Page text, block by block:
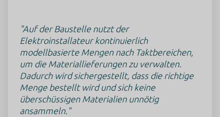
"Auf der Baustelle nutzt der
Elektroinstallateur kontinuierlich
modellbasierte Mengen nach Taktbereichen,
um die Materiallieferungen zu verwalten.
Dadurch wird sichergestellt, dass die richtige
Menge bestellt wird und sich keine
überschüssigen Materialien unnötig
ansammeln."